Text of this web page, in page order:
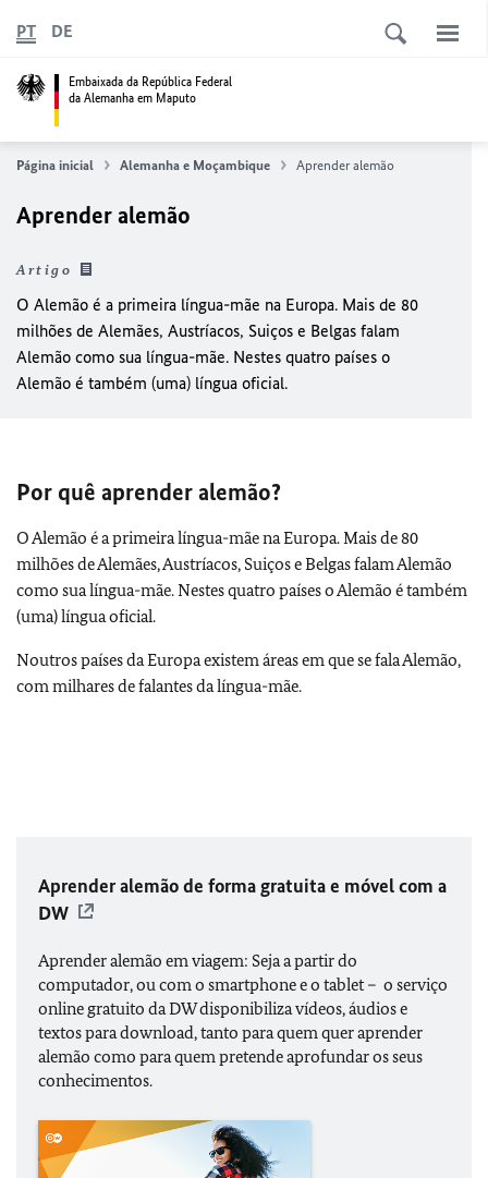
Embaixada da República Federal
da Alemanha em Maputo
PT DE
Página inicial Alemanha e Moçambique Aprender alemão
Aprender alemão
Artigo
O Alemão é a primeira língua-mãe na Europa. Mais de 80
milhões de Alemães, Austríacos, Suiços e Belgas falam
Alemão como sua língua-mãe. Nestes quatro países o
Alemão é também (uma) língua oficial.
Por quê aprender alemão?
O Alemão é a primeira língua-mãe na Europa. Mais de 80
milhões de Alemães, Austríacos, Suiços e Belgas falam Alemão
como sua língua-mãe. Nestes quatro países o Alemão é também
(uma) língua oficial.
Noutros países da Europa existem áreas em que se fala Alemão,
com milhares de falantes da língua-mãe.
Aprender alemão de forma gratuita e móvel com a
DW
Aprender alemão em viagem: Seja a partir do
computador, ou com o smartphone e o tablet – o serviço
online gratuito da DW disponibiliza vídeos, áudios e
textos para download, tanto para quem quer aprender
alemão como para quem pretende aprofundar os seus
conhecimentos.